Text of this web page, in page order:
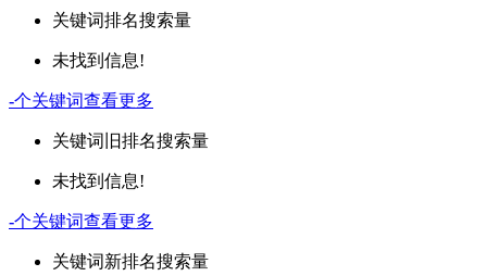
关键词排名搜索量
未找到信息!
-个关键词查看更多
关键词 旧排名搜索量
未找到信息!
-个关键词查看更多
关键词新排名搜索量